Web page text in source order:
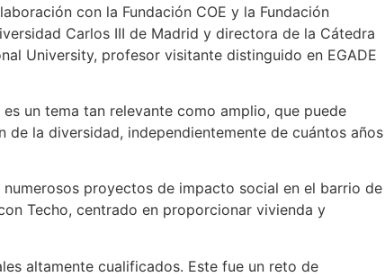
con la Fundación COE y la Fundación
Carlos III de Madrid y directora de la Cátedra
University, profesor visitante distinguido en EGADE
un tema tan relevante como amplio, que puede
la diversidad, independientemente de cuántos años
proyectos de impacto social en el barrio de
Techo, centrado en proporcionar vivienda y
altamente cualificados. Este fue un reto de